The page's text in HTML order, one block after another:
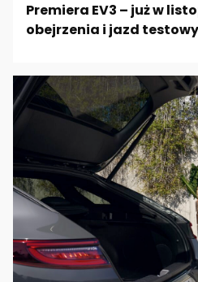
Premiera EV3 – już w
obejrzenia i jazd